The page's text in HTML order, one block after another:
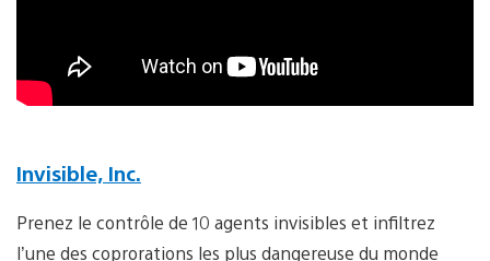
Invisible, Inc.
Prenez le contrôle de 10 agents invisibles et infiltrez
l’une des coprorations les plus dangereuse du monde